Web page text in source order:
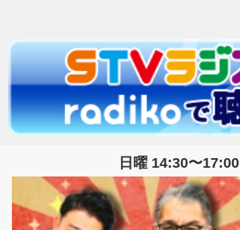
日曜 14:30〜17:00